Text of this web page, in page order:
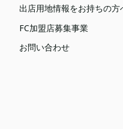
出店用地情報をお持ちの方
FC加盟店募集事業
お問い合わせ